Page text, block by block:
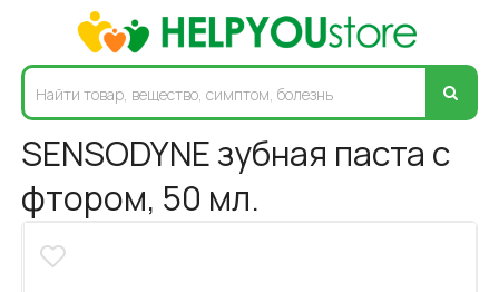
SENSODYNE зубная паста с
фтором, 50 мл.